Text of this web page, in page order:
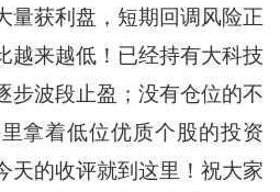
量获利盘，短期回调风险正
越来越低！已经持有大科技
步波段止盈；没有仓位的不
拿着低位优质个股的投资
天的收评就到这里！祝大家